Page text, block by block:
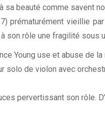
sa beauté comme savent
prématurément vieillie
son rôle une fragilité sous
Young use et abuse de la
solo de violon avec
pervertissant son rôle.